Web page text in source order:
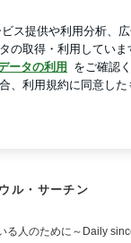
て ブログの更新通知
を
ル・サーチン
る人のために～Daily